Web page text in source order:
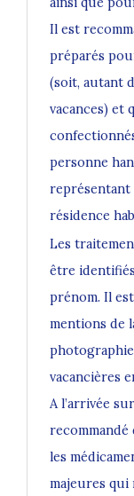
Il est
préparés
(soit, autant
vacances) et
personne
représentant
résidence
Les
être
prénom. Il
mentions de
vacancières
A l’arrivée
les
majeures qui